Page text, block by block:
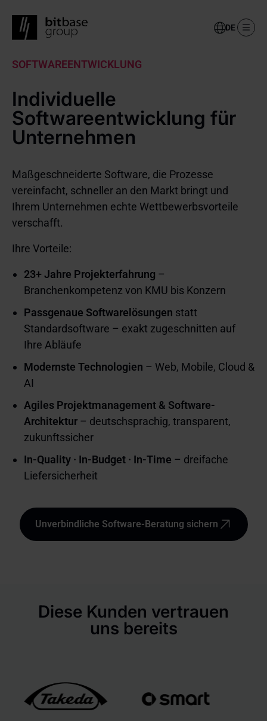
Skip
content
Select
SOFTWAREENTWICKLUNG
Individuelle
Softwareentwicklung für
Unternehmen
Maßgeschneiderte Software, die Prozesse
vereinfacht, schneller an den Markt bringt und
Ihrem Unternehmen echte Wettbewerbsvorteile
verschafft.
Ihre Vorteile:
23+ Jahre Projekterfahrung –
Branchenkompetenz von KMU bis Konzern
Passgenaue Softwarelösungen statt
Standardsoftware – exakt zugeschnitten auf
Ihre Abläufe
Modernste Technologien – Web, Mobile, Cloud &
AI
Agiles Projektmanagement & Software-
Architektur – deutschsprachig, transparent,
zukunftssicher
In-Quality · In-Budget · In-Time – dreifache
Liefersicherheit
Unverbindliche Software-Beratung sichern
Diese Kunden vertrauen
uns bereits